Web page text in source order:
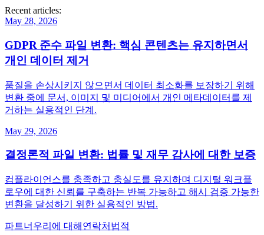
Recent articles:
May 28, 2026
GDPR 준수 파일 변환: 핵심 콘텐츠는 유지하면서
개인 데이터 제거
품질을 손상시키지 않으면서 데이터 최소화를 보장하기 위해
변환 중에 문서, 이미지 및 미디어에서 개인 메타데이터를 제
거하는 실용적인 단계.
May 29, 2026
결정론적 파일 변환: 법률 및 재무 감사에 대한 보증
컴플라이언스를 충족하고 충실도를 유지하며 디지털 워크플
로우에 대한 신뢰를 구축하는 반복 가능하고 해시 검증 가능한
변환을 달성하기 위한 실용적인 방법.
파트너 우리에 대해 연락처 법적